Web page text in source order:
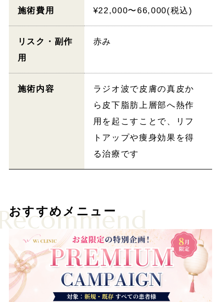
施術費用 ¥22,000〜66,000(税込)
リスク・副作
用
赤み
施術内容
ラジオ波で皮膚の真皮か
ら皮下脂肪上層部へ熱作
用を起こすことで、リフ
トアップや痩身効果を得
る治療です
おすすめメニュー